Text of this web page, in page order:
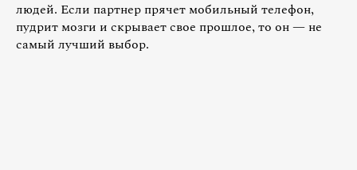
людей. Если партнер прячет мобильный телефон,
пудрит мозги и скрывает свое прошлое, то он — не
самый лучший выбор.